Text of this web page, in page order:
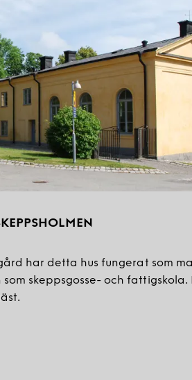
har detta hus fungerat som
skeppsgosse- och fattigskola.